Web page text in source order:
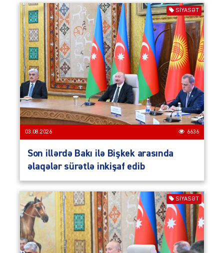
SIYASƏT
03.08.2026 6636
Son illərdə Bakı ilə Bişkek arasında
əlaqələr sürətlə inkişaf edib
SIYASƏT